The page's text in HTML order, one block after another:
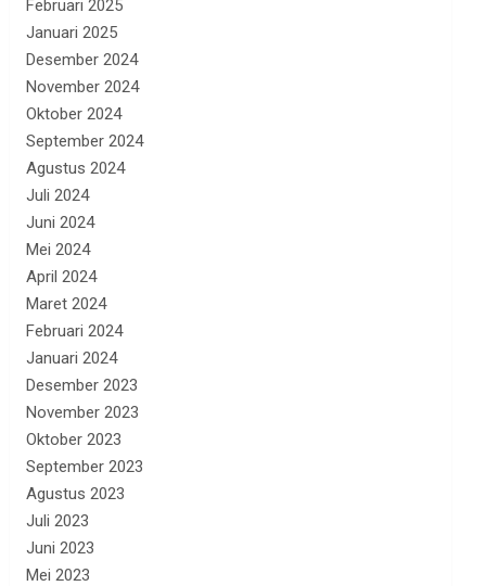
Februari 2025
Januari 2025
Desember 2024
November 2024
Oktober 2024
September 2024
Agustus 2024
Juli 2024
Juni 2024
Mei 2024
April 2024
Maret 2024
Februari 2024
Januari 2024
Desember 2023
November 2023
Oktober 2023
September 2023
Agustus 2023
Juli 2023
Juni 2023
Mei 2023